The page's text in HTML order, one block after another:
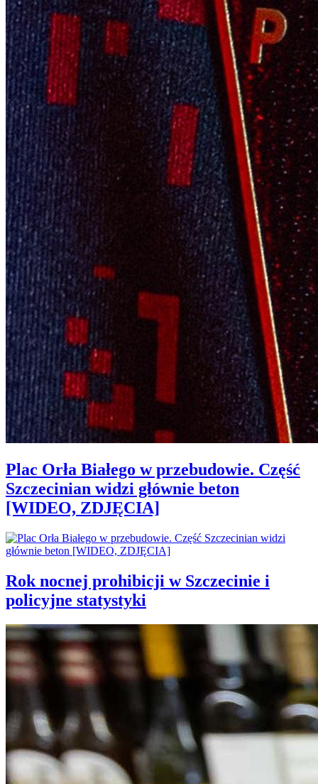
Plac Orła Białego w przebudowie. Część
Szczecinian widzi głównie beton
[WIDEO, ZDJĘCIA]
Rok nocnej prohibicji w Szczecinie i
policyjne statystyki